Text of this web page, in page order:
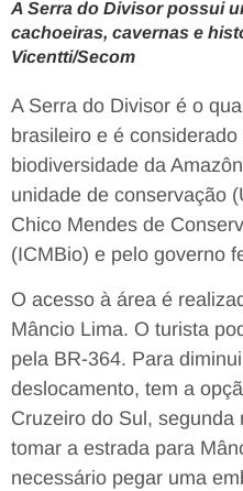
A Serra do Divisor possui
cachoeiras, cavernas e
Vicentti/Secom
A Serra do Divisor é o
brasileiro e é
biodiversidade da
unidade de conservação
Chico Mendes de
(ICMBio) e pelo governo
O acesso à área é
Mâncio Lima. O turista
pela BR-364. Para
deslocamento, tem a
Cruzeiro do Sul,
tomar a estrada para
necessário pegar uma